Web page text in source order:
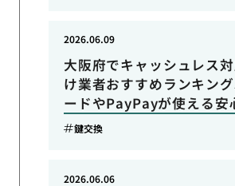
大阪府でキャッシュレス
け業者おすすめランキン
ードやPayPayが使える安
2026.06.09
鍵交換
2026.06.06